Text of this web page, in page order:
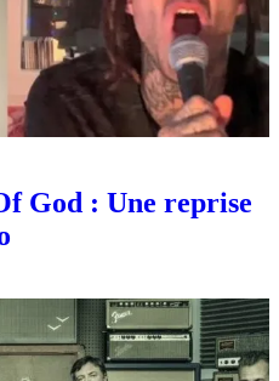
God : Une reprise